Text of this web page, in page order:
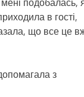
в гості,
що все це
з